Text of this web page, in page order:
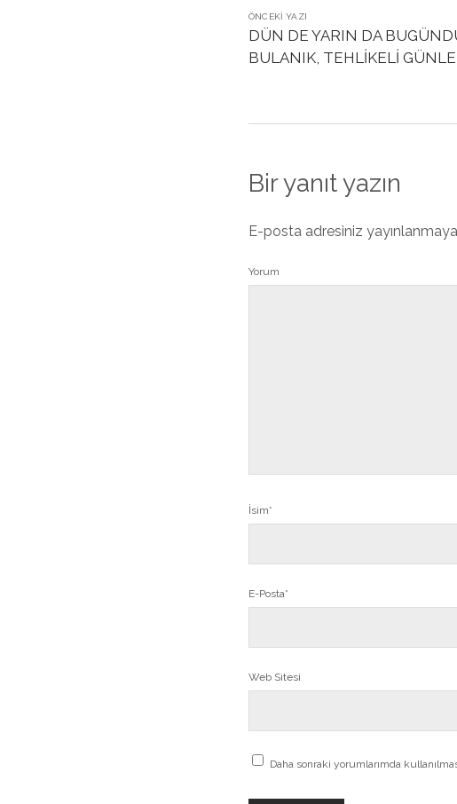
ÖNCEKI YAZI
DÜN DE YARIN DA
BULANIK, TEHLİKELİ
Bir yanıt yazın
E-posta adresiniz
Yorum
İsim*
E-Posta*
Web Sitesi
Daha sonraki yorumlarımda